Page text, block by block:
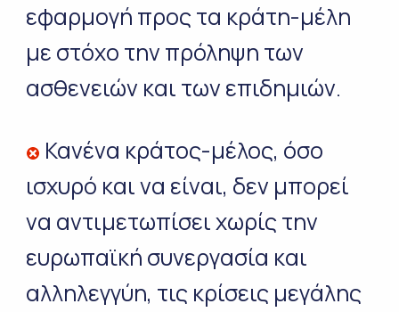
εφαρμογή προς τα κράτη-μέλη
με στόχο την πρόληψη των
ασθενειών και των επιδημιών.
Κανένα κράτος-μέλος, όσο
ισχυρό και να είναι, δεν μπορεί
να αντιμετωπίσει χωρίς την
ευρωπαϊκή συνεργασία και
αλληλεγγύη, τις κρίσεις μεγάλης